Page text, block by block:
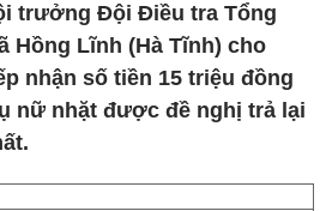
trưởng Đội Điều tra Tổng
Hồng Lĩnh (Hà Tĩnh) cho
nhận số tiền 15 triệu đồng
nữ nhặt được đề nghị trả lại